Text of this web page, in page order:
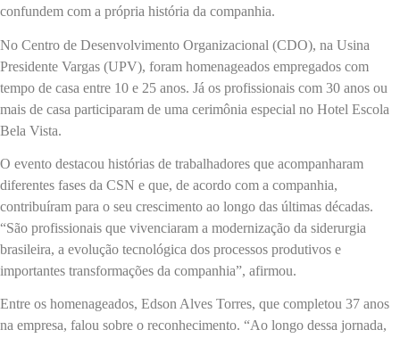
confundem com a própria história da companhia.
No Centro de Desenvolvimento Organizacional (CDO), na Usina
Presidente Vargas (UPV), foram homenageados empregados com
tempo de casa entre 10 e 25 anos. Já os profissionais com 30 anos ou
mais de casa participaram de uma cerimônia especial no Hotel Escola
Bela Vista.
O evento destacou histórias de trabalhadores que acompanharam
diferentes fases da CSN e que, de acordo com a companhia,
contribuíram para o seu crescimento ao longo das últimas décadas.
“São profissionais que vivenciaram a modernização da siderurgia
brasileira, a evolução tecnológica dos processos produtivos e
importantes transformações da companhia”, afirmou.
Entre os homenageados, Edson Alves Torres, que completou 37 anos
na empresa, falou sobre o reconhecimento. “Ao longo dessa jornada,